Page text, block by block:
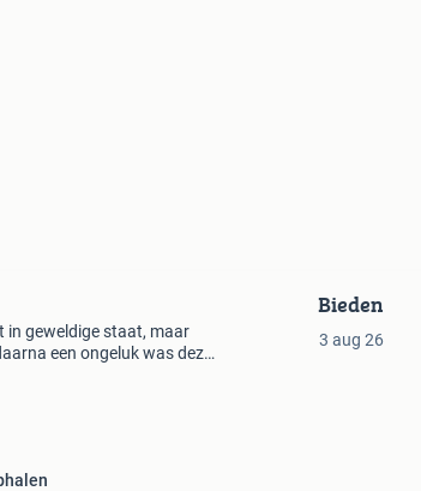
in geweldige staat, maar
een ongeluk was deze
Bieden
3 aug 26